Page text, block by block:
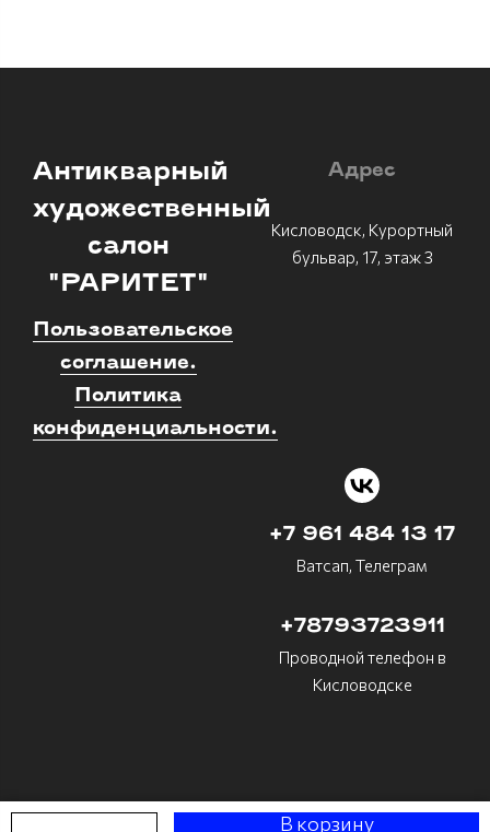
В корзину
Антикварный
художественный
салон
"РАРИТЕТ"
Пользовательское
соглашение.
Политика
конфиденциальности.
Адрес
Кисловодск, Курортный
бульвар, 17, этаж 3
+7 961 484 13 17
Ватсап, Телеграм
+78793723911
Проводной телефон в
Кисловодске